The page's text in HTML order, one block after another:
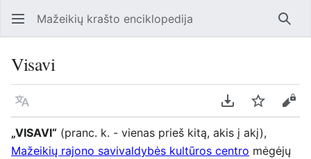
Mažeikių krašto enciklopedija
Visavi
Kalba Parsisiųsti kaip
Stebėti
„VISAVI“ (pranc. k. - vienas prieš kitą, akis į akį),
Mažeikių rajono savivaldybės kultūros centro mėgėjų